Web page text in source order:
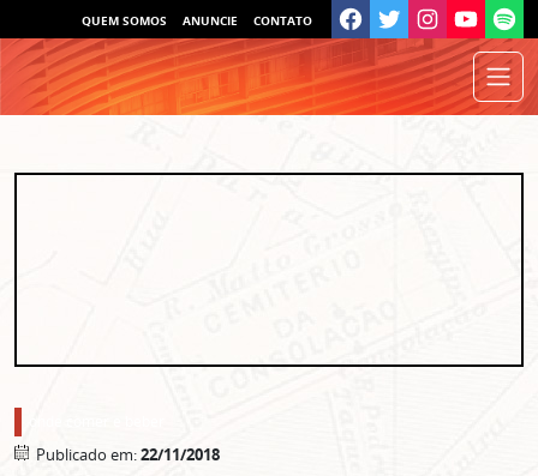
QUEM SOMOS ANUNCIE CONTATO
Publicado em:22/11/2018